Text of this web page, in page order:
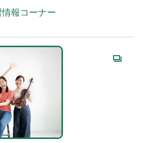
報コーナー